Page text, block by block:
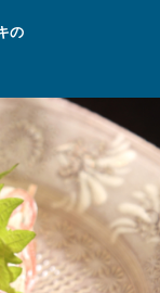
の